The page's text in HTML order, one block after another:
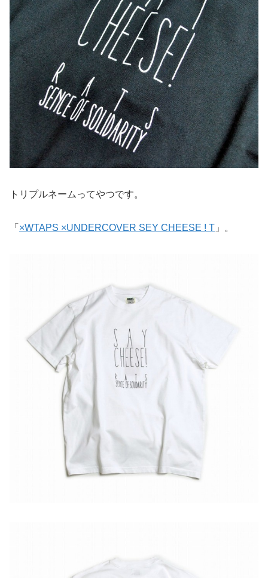
トリプルネームってやつです。
「 ×WTAPS ×UNDERCOVER SEY CHEESE ! T 」。